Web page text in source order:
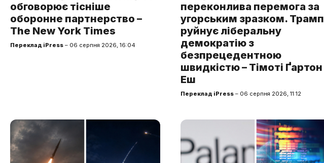
обговорює тісніше
оборонне партнерство –
The New York Times
Переклад iPress – 06 серпня 2026, 16:04
переконлива перемога за
угорським зразком. Трамп
руйнує ліберальну
демократію з
безпрецедентною
швидкістю – Тімоті Ґартон
Еш
Переклад iPress – 06 серпня 2026, 11:12